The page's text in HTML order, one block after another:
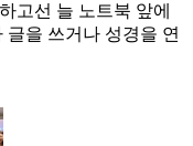
고선 늘 노트북 앞에
을 쓰거나 성경을 연